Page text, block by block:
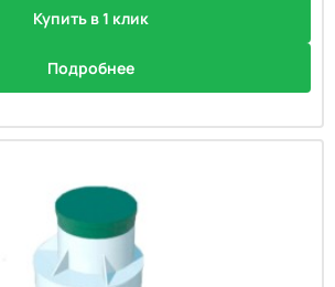
Купить в 1 клик
Подробнее